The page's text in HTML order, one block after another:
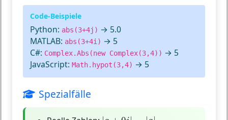
Code-Beispiele
Python: abs(3+4j) → 5.0
MATLAB: abs(3+4i) → 5
C#: Complex.Abs(new Complex(3,4)) → 5
JavaScript: Math.hypot(3,4) → 5
Spezialfälle
|a + 0i| a|